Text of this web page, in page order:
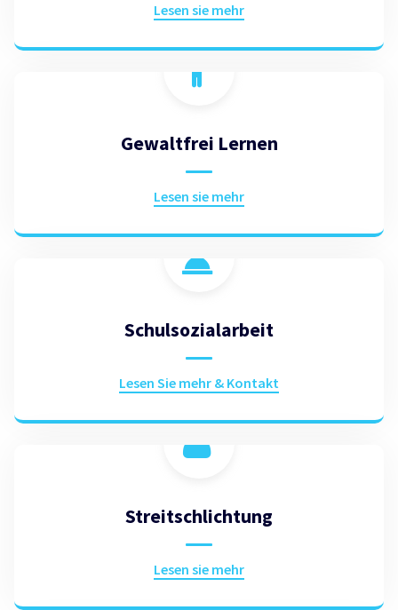
Lesen sie mehr
Gewaltfrei Lernen
Lesen sie mehr
Schulsozialarbeit
Lesen Sie mehr & Kontakt
Streitschlichtung
Lesen sie mehr